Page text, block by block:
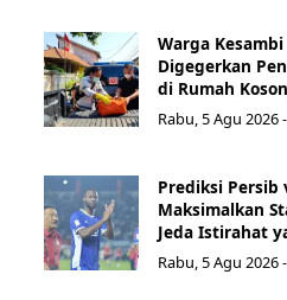
Warga
Digegerkan
di Rumah
Rabu, 5 Agu 2026
Prediksi Persib
Maksimalkan
Jeda Istirahat
Rabu, 5 Agu 2026